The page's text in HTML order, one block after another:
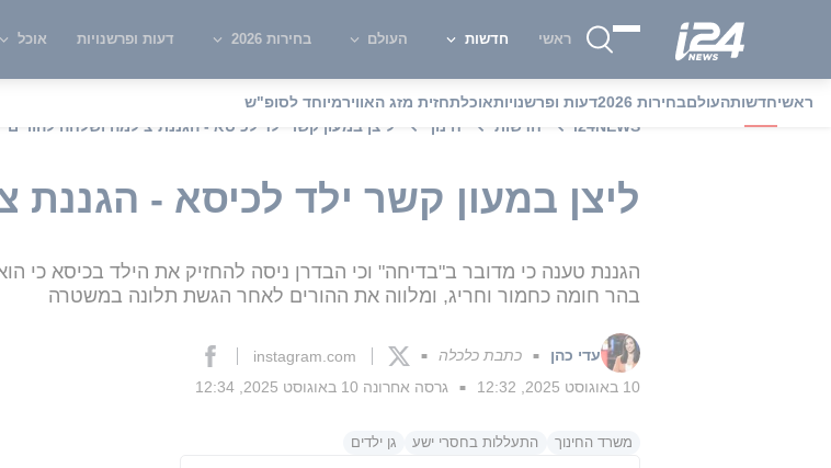
ראשי חדשות העולם בחירות 2026 דעות ופרשנויות אוכל
ראשיחדשותהעולםבחירות 2026 דעות ופרשנויותאוכלתחזית מזג האווירמיוחד לסופ"ש
i24NEWS
חדשות חינוך ליצן במעון קשר ילד לכיסא - הגננת צילמה ושלחה להורים
ליצן במעון קשר ילד לכיסא - הגננת
הגננת טענה כי מדובר ב"בדיחה" וכי הבדרן ניסה להחזיק את הילד בכיסא כי
בהר חומה כחמור וחריג, ומלווה את ההורים לאחר הגשת תלונה במשטרה
עדי כהן ■ כתבת כלכלה ■
instagram.com
10 באוגוסט 2025, 12:32
■ גרסה אחרונה 10 באוגוסט 2025, 12:34
משרד החינוך התעללות בחסרי ישע גן ילדים